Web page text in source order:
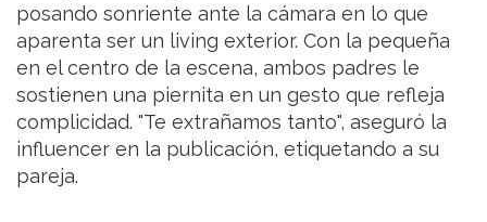
posando sonriente ante la cámara en lo que
aparenta ser un living exterior. Con la pequeña
en el centro de la escena, ambos padres le
sostienen una piernita en un gesto que refleja
complicidad. "Te extrañamos tanto", aseguró la
influencer en la publicación, etiquetando a su
pareja.